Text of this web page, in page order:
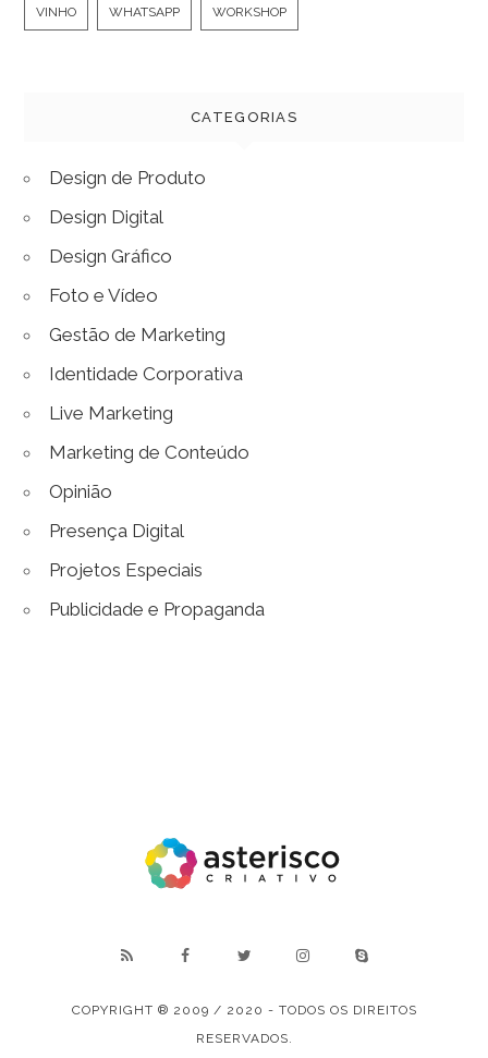
VINHO WHATSAPP WORKSHOP
CATEGORIAS
Design de Produto
Design Digital
Design Gráfico
Foto e Vídeo
Gestão de Marketing
Identidade Corporativa
Live Marketing
Marketing de Conteúdo
Opinião
Presença Digital
Projetos Especiais
Publicidade e Propaganda
COPYRIGHT ® 2009 / 2020 - TODOS OS DIREITOS
RESERVADOS.